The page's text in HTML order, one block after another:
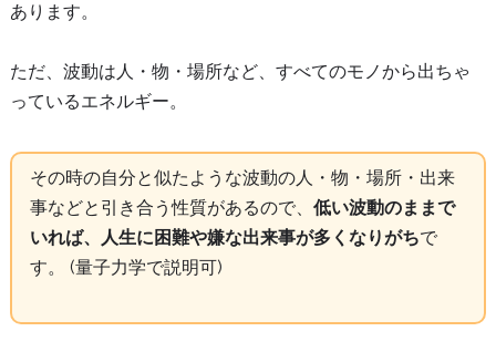
あります。
ただ、 波動は人・物・場所など、すべてのモノから出ちゃ
っているエネルギー。
その時の自分と似たような波動の人・物・場所・出来
事などと引き合う性質があるので、 低い波動のままで
いれば、人生に困難や嫌な出来事が多くなりがちで
す。 (量子力学で説明可)